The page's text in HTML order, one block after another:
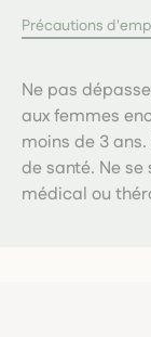
Précautions
Ne pas
aux femmes
moins de 3
de santé. Ne
médical ou